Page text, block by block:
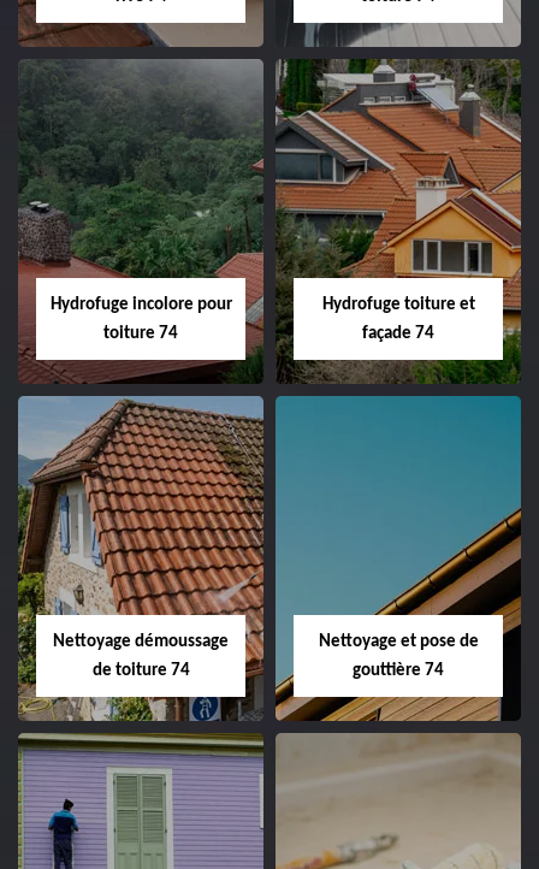
Hydrofuge incolore pour
toiture 74
Hydrofuge toiture et
façade 74
Nettoyage démoussage
de toiture 74
Nettoyage et pose de
gouttière 74